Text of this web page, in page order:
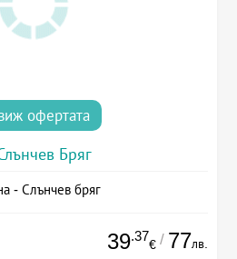
офертата
Бряг
- Слънчев бряг
39.37
€ / 77лв.